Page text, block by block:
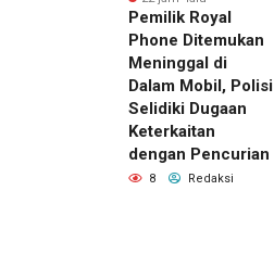
Pemilik Royal
Phone Ditemukan
Meninggal di
Dalam Mobil, Polisi
Selidiki Dugaan
Keterkaitan
dengan Pencurian
8 Redaksi